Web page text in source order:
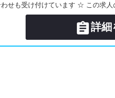
せも受け付けています ☆ この求人
詳細